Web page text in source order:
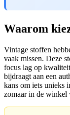
Waarom
Vintage stoffen
vaak missen. Deze
focus lag op
bijdraagt aan een
kans om iets unieks
zomaar in de winkel